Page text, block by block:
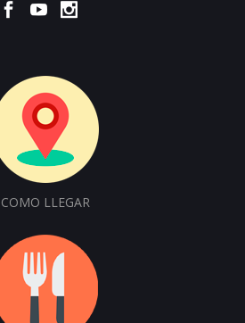
COMO LLEGAR